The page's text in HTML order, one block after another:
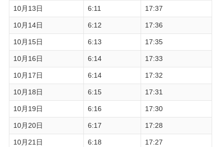
10月13日 6:11 17:37
10月14日 6:12 17:36
10月15日 6:13 17:35
10月16日 6:14 17:33
10月17日 6:14 17:32
10月18日 6:15 17:31
10月19日 6:16 17:30
10月20日 6:17 17:28
10月21日 6:18 17:27